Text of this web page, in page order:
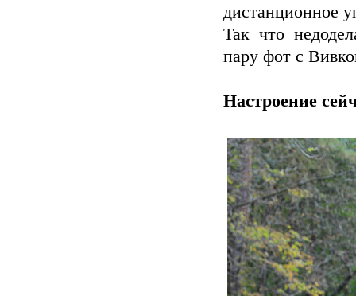
дистанционное
Так что
пару фот с
Настроение